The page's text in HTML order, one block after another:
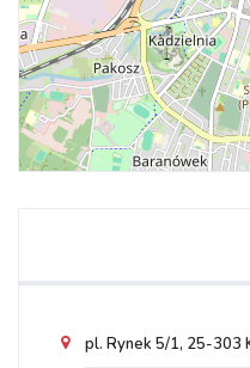
pl. Rynek 5/1, 25-303